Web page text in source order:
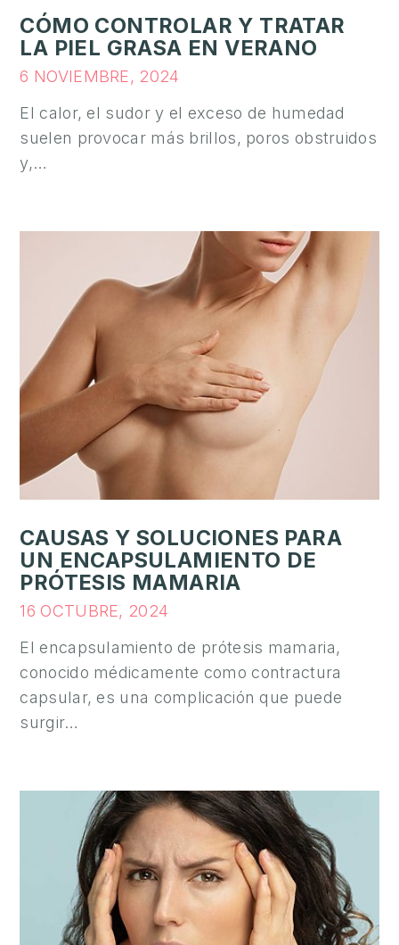
CÓMO CONTROLAR Y TRATAR
LA PIEL GRASA EN VERANO
6 NOVIEMBRE, 2024
El calor, el sudor y el exceso de humedad
suelen provocar más brillos, poros obstruidos
y,…
CAUSAS Y SOLUCIONES PARA
UN ENCAPSULAMIENTO DE
PRÓTESIS MAMARIA
16 OCTUBRE, 2024
El encapsulamiento de prótesis mamaria,
conocido médicamente como contractura
capsular, es una complicación que puede
surgir…